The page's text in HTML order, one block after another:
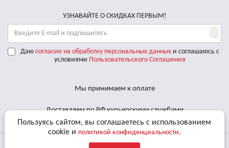
УЗНАВАЙТЕ О СКИДКАХ ПЕРВЫМ!
Даю согласие на обработку персональных данныхи соглашаюсь с
условиями Пользовательского Соглашения
Мы принимаем к оплате
Доставляем по РФ курьерскими службами
Пользуясь сайтом, вы соглашаетесь с использованием
cookie и политикой конфиденциальности.